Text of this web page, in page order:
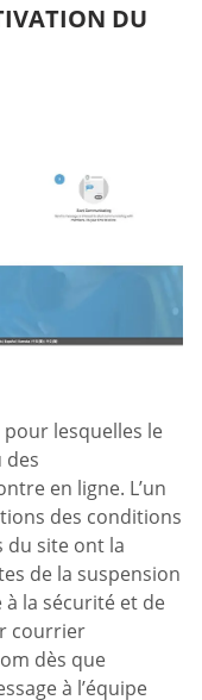
DU
lesquelles le
des
en ligne. L’un
des conditions
du site ont la
de la suspension
à la sécurité et de
courrier
dès que
à l’équipe